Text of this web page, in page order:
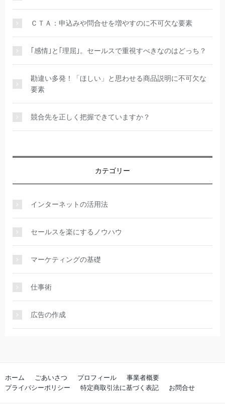
ＣＴＡ：申込みや問合せを増やすのに不可欠な要素
｢感情｣と｢理屈｣。セールスで重視すべきなのはどっち？
勘違い多発！「ほしい」と思わせる商品説明に不可欠な
要素
競合先を正しく把握できていますか？
カテゴリー
インターネットの活用法
セールスを楽にするノウハウ
マーケティングの基礎
仕事術
広告の作成
ホーム ごあいさつ プロフィール
事業者概要
プライバシーポリシー
特定商取引法に基づく表記 お問合せ